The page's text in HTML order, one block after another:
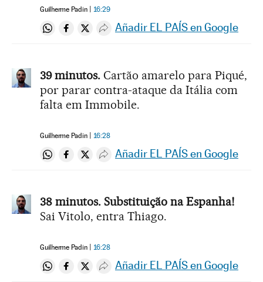
Guilherme Padin 16:29
Compartir en Whatsapp
Compartir en Facebook
Compartir en Twitter
Desplegar Redes Sociales
Añadir EL PAÍS en Google
39 minutos. Cartão amarelo para Piqué,
por parar contra-ataque da Itália com
falta em Immobile.
Guilherme Padin 16:28
Compartir en Whatsapp
Compartir en Facebook
Compartir en Twitter
Desplegar Redes Sociales
Añadir EL PAÍS en Google
38 minutos. Substituição na Espanha!
Sai Vitolo, entra Thiago.
Guilherme Padin 16:28
Compartir en Whatsapp
Compartir en Facebook
Compartir en Twitter
Desplegar Redes Sociales
Añadir EL PAÍS en Google